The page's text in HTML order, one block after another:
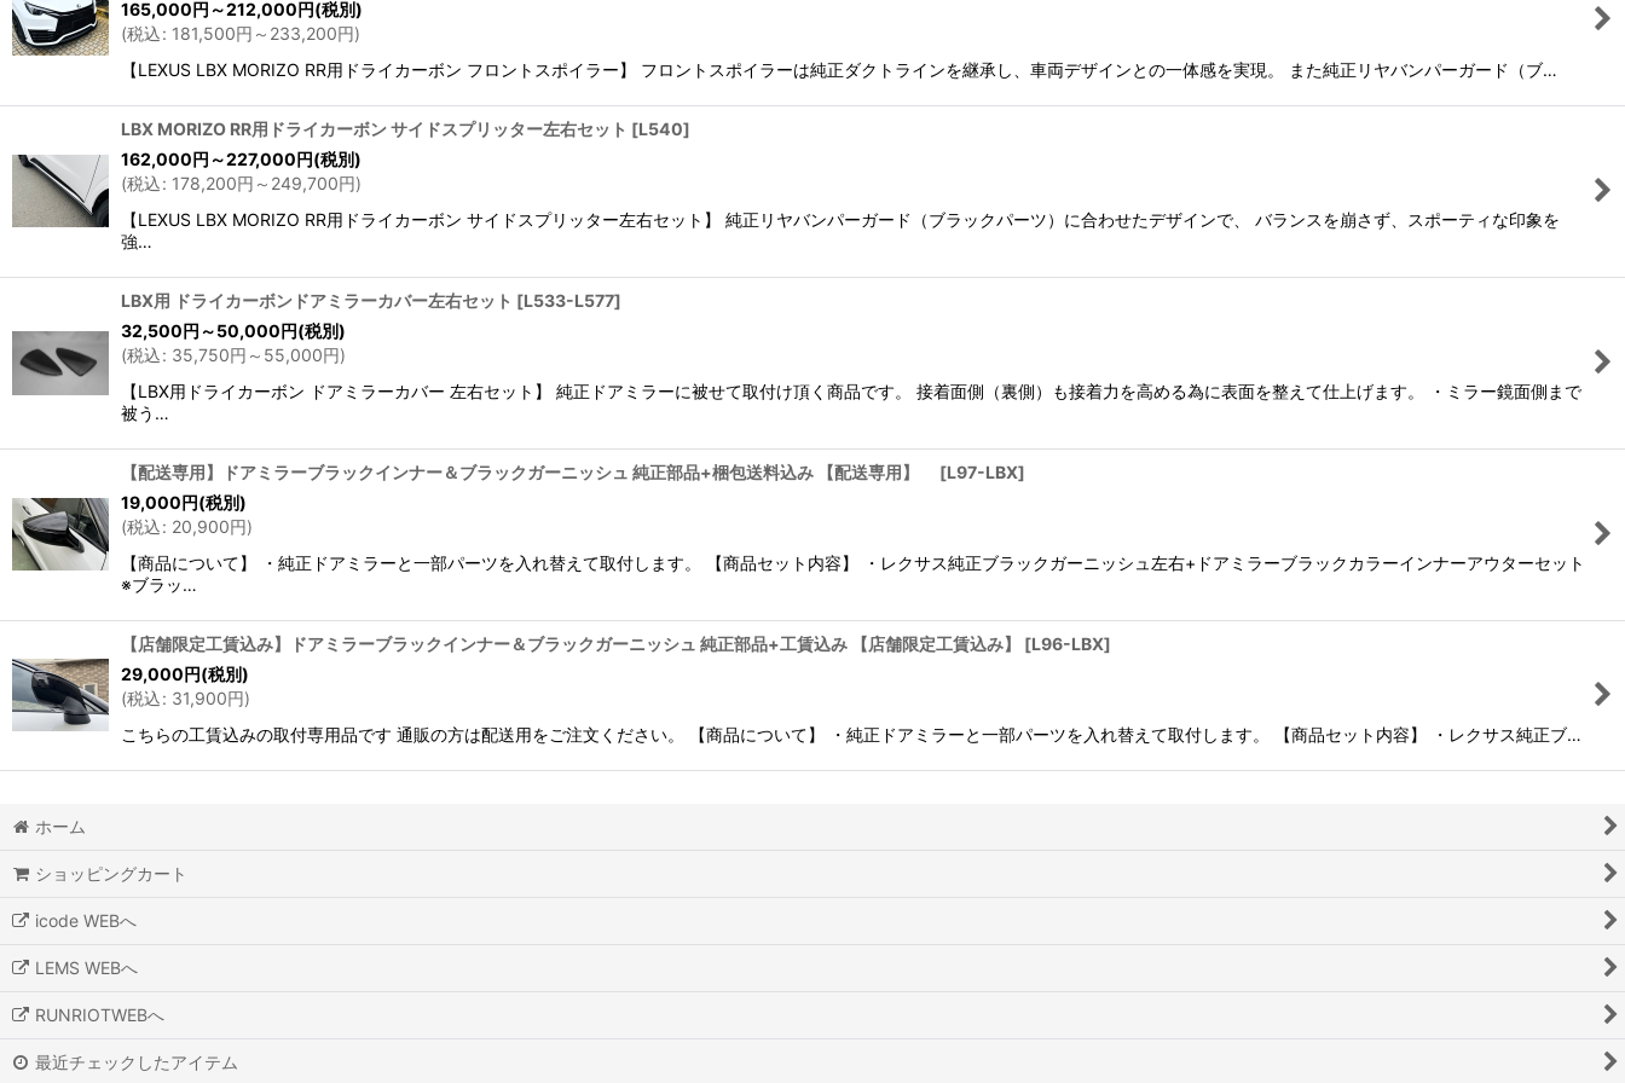
絞り込む
165,000円 ～212,000円(税別)
(税込: 181,500円 ～233,200円)
【LEXUS LBX MORIZO RR用ドライカーボン フロントスポイラー】 フロントスポイラーは純正ダクトラインを継承し、車両デザインとの一体感を実現。 また純正リヤバンパーガード（ブ…
LBX MORIZO RR用ドライカーボン サイドスプリッター左右セット [L540]
162,000円 ～227,000円(税別)
(税込: 178,200円 ～249,700円)
【LEXUS LBX MORIZO RR用ドライカーボン サイドスプリッター左右セット】 純正リヤバンパーガード（ブラックパーツ）に合わせたデザインで、 バランスを崩さず、スポーティな印象を
強…
LBX用 ドライカーボンドアミラーカバー左右セット [L533-L577]
32,500円 ～50,000円(税別)
(税込: 35,750円 ～55,000円)
【LBX用ドライカーボン ドアミラーカバー 左右セット】 純正ドアミラーに被せて取付け頂く商品です。 接着面側（裏側）も接着力を高める為に表面を整えて仕上げます。 ・ミラー鏡面側まで
被う…
【配送専用】ドアミラーブラックインナー＆ブラックガーニッシュ 純正部品+梱包送料込み 【配送専用】 [L97-LBX]
19,000円(税別)
(税込: 20,900円)
【商品について】 ・純正ドアミラーと一部パーツを入れ替えて取付します。 【商品セット内容】 ・レクサス純正ブラックガーニッシュ左右+ドアミラーブラックカラーインナーアウターセット
※ブラッ…
【店舗限定工賃込み】ドアミラーブラックインナー＆ブラックガーニッシュ 純正部品+工賃込み 【店舗限定工賃込み】 [L96-LBX]
29,000円(税別)
(税込: 31,900円)
こちらの工賃込みの取付専用品です 通販の方は配送用をご注文ください。 【商品について】 ・純正ドアミラーと一部パーツを入れ替えて取付します。 【商品セット内容】 ・レクサス純正ブ…
ホーム
ショッピングカート
icode WEBへ
LEMS WEBへ
RUNRIOTWEBへ
最近チェックしたアイテム